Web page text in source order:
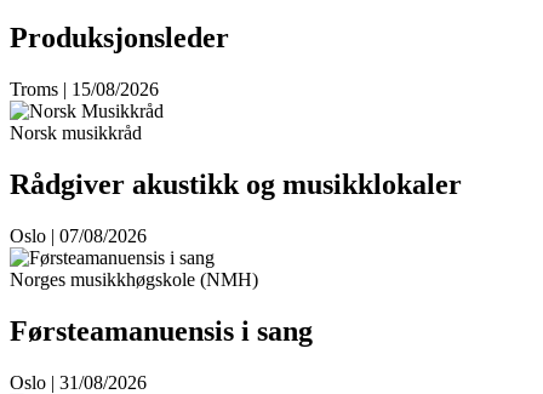
Produksjonsleder
Troms | 15/08/2026
Norsk musikkråd
Rådgiver akustikk og musikklokaler
Oslo | 07/08/2026
Norges musikkhøgskole (NMH)
Førsteamanuensis i sang
Oslo | 31/08/2026